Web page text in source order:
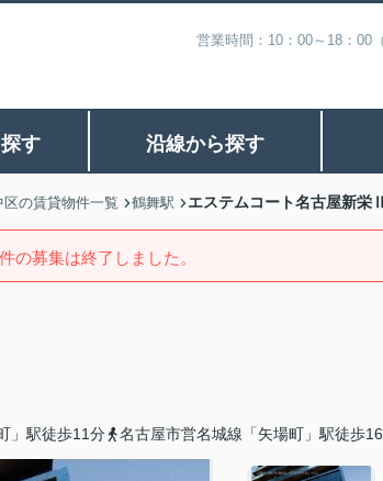
営業時間：10：00～18：00
す 沿線から探す
の賃貸物件一覧 鶴舞駅 エステムコート名古屋新栄
の募集は終了しました。
」駅徒歩11分 名古屋市営名城線「矢場町」駅徒歩